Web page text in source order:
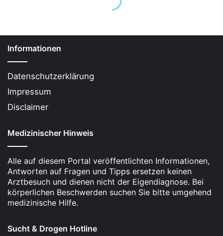
Die Abhängigkeit ist mit einem hohen
professionelle Behandlung.
Suchtgedächtnis
Entzug bleibt das Verlangen nach
bestehen, was Rückfälle begünstigen kann.
Fürsorgliche Unterstützung ist wichtig:
Entzug sollte idealerweise in einer
stattfinden, um Komplikationen zu vermeiden.
Entgiftung reicht oft nicht aus; eine
anschließende Entwöhnung ist entscheidend
für die langfristige Abstinenz.
Teilnahme anSelbsthilfegruppen
Informationen
Datenschutzerklärung
Impressum
Disclaimer
Medizinischer Hinweis
Alle auf diesem Portal veröffentlichten Informationen,
Antworten auf Fragen und Tipps ersetzen keinen
Arztbesuch und dienen nicht der Eigendiagnose. Bei
körperlichen Beschwerden suchen Sie bitte umgehend
medizinische Hilfe.
Sucht & Drogen Hotline